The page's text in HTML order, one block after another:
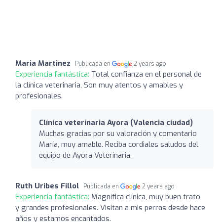
Maria Martinez Publicada en 2 years ago
Experiencia fantástica: Total confianza en el personal de
la clínica veterinaria, Son muy atentos y amables y
profesionales.
Clínica veterinaria Ayora (Valencia ciudad)
Muchas gracias por su valoración y comentario
María, muy amable. Reciba cordiales saludos del
equipo de Ayora Veterinaria.
Ruth Uribes Fillol Publicada en 2 years ago
Experiencia fantástica: Magnífica clínica, muy buen trato
y grandes profesionales. Visitan a mis perras desde hace
años y estamos encantados.